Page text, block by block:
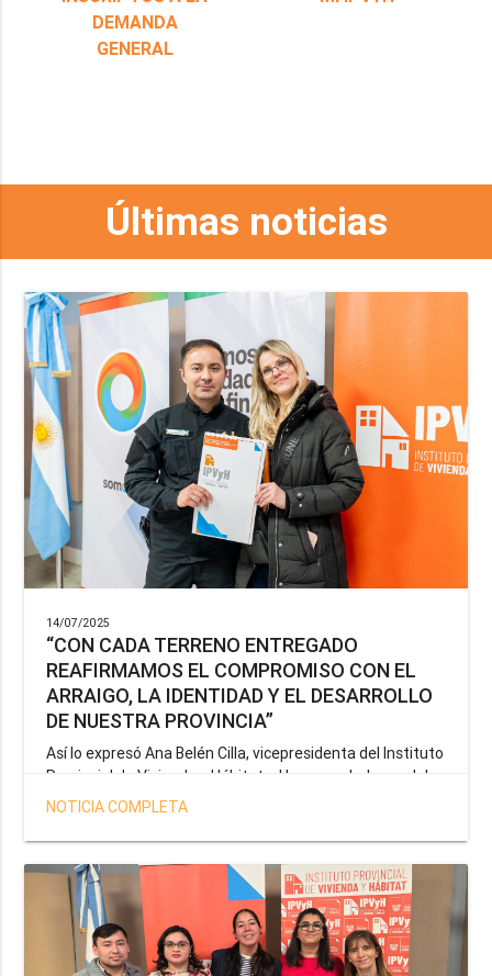
DEMANDA
GENERAL
Últimas noticias
14/07/2025
“CON CADA TERRENO ENTREGADO
REAFIRMAMOS EL COMPROMISO CON EL
ARRAIGO, LA IDENTIDAD Y EL DESARROLLO
DE NUESTRA PROVINCIA”
Así lo expresó Ana Belén Cilla, vicepresidenta del Instituto
Provincial de Vivienda y Hábitat, al hacer un balance del
trabajo del organismo en el marco de la operatoria
salud y seguridad impulsada por el gobernador Gustavo
Melella.
NOTICIA COMPLETA